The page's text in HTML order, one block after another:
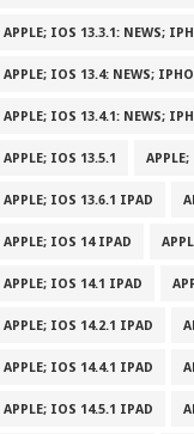
APPLE; IOS 13.3.1: NEWS;
APPLE; IOS 13.4: NEWS;
APPLE; IOS 13.4.1: NEWS;
APPLE; IOS 13.5.1
APPLE; IOS 13.6.1 IPAD
APPLE; IOS 14 IPAD
APPLE; IOS 14.1 IPAD
APPLE; IOS 14.2.1 IPAD
APPLE; IOS 14.4.1 IPAD
APPLE; IOS 14.5.1 IPAD